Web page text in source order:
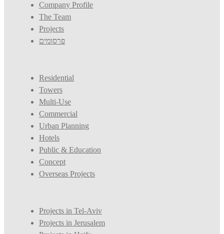
Company Profile
The Team
Projects
פרסומים
Residential
Towers
Multi-Use
Commercial
Urban Planning
Hotels
Public & Education
Concept
Overseas Projects
Projects in Tel-Aviv
Projects in Jerusalem